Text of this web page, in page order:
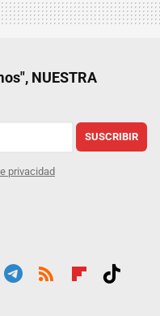
NUESTRA
SUSCRIBIR
privacidad